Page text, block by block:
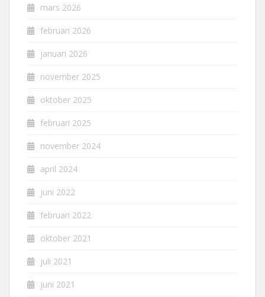
mars 2026
februari 2026
januari 2026
november 2025
oktober 2025
februari 2025
november 2024
april 2024
juni 2022
februari 2022
oktober 2021
juli 2021
juni 2021